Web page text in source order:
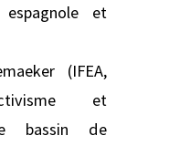
et
(IFEA,
et
bassin de